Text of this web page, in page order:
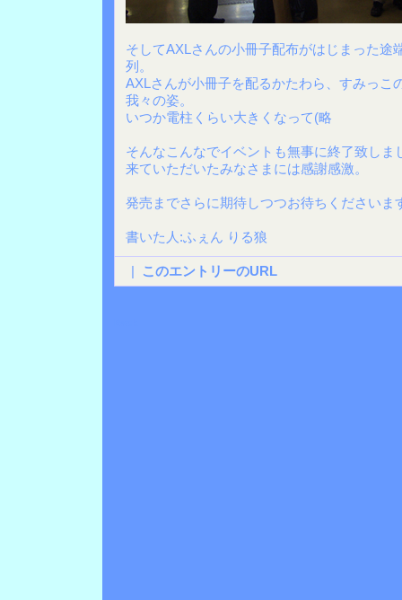
そしてAXLさんの小冊子配布がはじまった途
列。
AXLさんが小冊子を配るかたわら、すみっこ
我々の姿。
いつか電柱くらい大きくなって(略
そんなこんなでイベントも無事に終了致しま
来ていただいたみなさまには感謝感激。
発売までさらに期待しつつお待ちくださいま
書いた人:ふぇん りる狼
| このエントリーのURL